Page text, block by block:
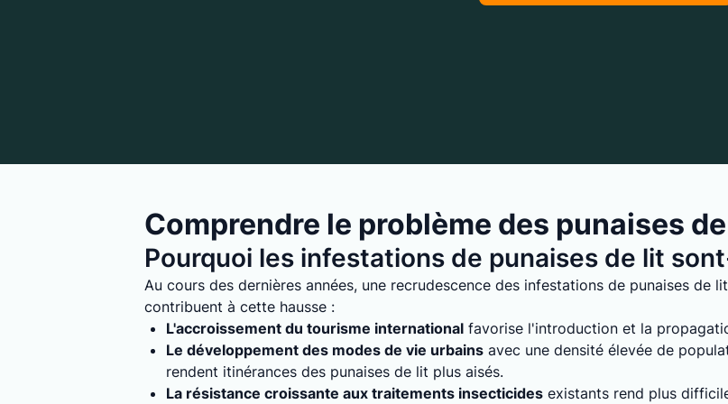
Comprendre le problème des punaises
Pourquoi les infestations de punaises de lit
Au cours des dernières années, une recrudescence des infestations de punaises de
contribuent à cette hausse :
L'accroissement du tourisme international favorise l'introduction et la
Le développement des modes de vie urbains avec une densité élevée de
rendent itinérances des punaises de lit plus aisés.
La résistance croissante aux traitements insecticides existants rend plus